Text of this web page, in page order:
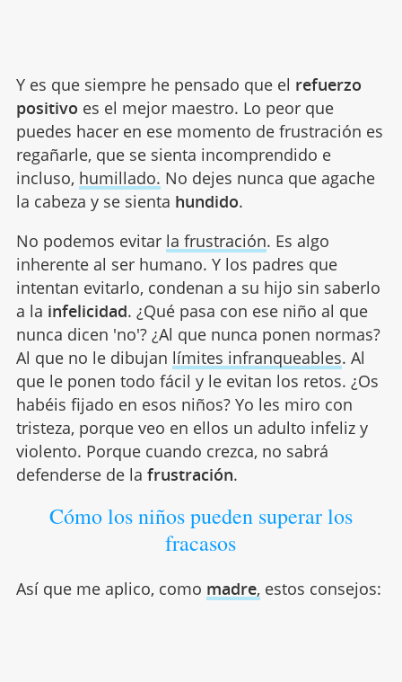
Y es que siempre he pensado que el refuerzo
positivo es el mejor maestro. Lo peor que
puedes hacer en ese momento de frustración es
regañarle, que se sienta incomprendido e
incluso, humillado. No dejes nunca que agache
la cabeza y se sienta hundido.
No podemos evitar la frustración. Es algo
inherente al ser humano. Y los padres que
intentan evitarlo, condenan a su hijo sin saberlo
a la infelicidad. ¿Qué pasa con ese niño al que
nunca dicen 'no'? ¿Al que nunca ponen normas?
Al que no le dibujan límites infranqueables. Al
que le ponen todo fácil y le evitan los retos. ¿Os
habéis fijado en esos niños? Yo les miro con
tristeza, porque veo en ellos un adulto infeliz y
violento. Porque cuando crezca, no sabrá
defenderse de la frustración.
Cómo los niños pueden superar los
fracasos
Así que me aplico, como madre, estos consejos: